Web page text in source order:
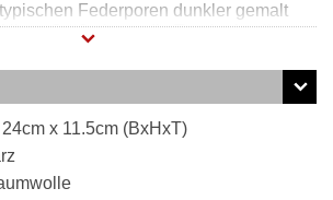
Federporen dunkler gemalt
ihrer Größe kann die Tasche in allen
Steckfächer und ein
sorgen für die passende Ordnung
Sie diese Handtasche ganz einfach
umfunktionieren.
x 11.5cm (BxHxT)